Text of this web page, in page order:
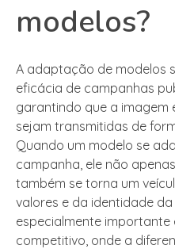
modelos?
A adaptação de modelos
eficácia de campanhas
garantindo que a imagem
sejam transmitidas de
Quando um modelo se
campanha, ele não
também se torna um
valores e da identidade da
especialmente importante
competitivo, onde a